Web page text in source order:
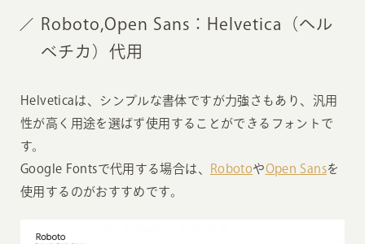
Roboto,Open Sans：Helvetica（ヘル
ベチカ）代用
Helveticaは、シンプルな書体ですが力強さもあり、汎用
性が高く用途を選ばず使用することができるフォントで
す。
Google Fontsで代用する場合は、
RobotoやOpen Sansを
使用するのがおすすめです。